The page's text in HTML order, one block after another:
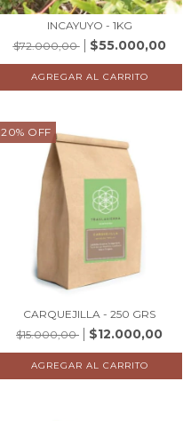
INCAYUYO - 1KG
$72.000,00
$55.000,00
20% OFF
CARQUEJILLA - 250 GRS
$15.000,00
$12.000,00